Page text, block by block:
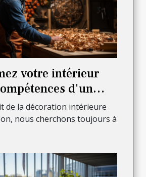
votre intérieur
d'un
professionnel
de la décoration intérieure
nous cherchons toujours à